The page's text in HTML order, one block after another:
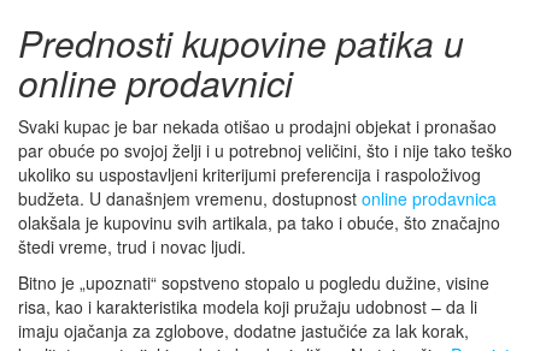
Prednosti kupovine patika u
online prodavnici
Svaki kupac je bar nekada otišao u prodajni objekat i pronašao
par obuće po svojoj želji i u potrebnoj veličini, što i nije tako teško
ukoliko su uspostavljeni kriterijumi preferencija i raspoloživog
budžeta. U današnjem vremenu, dostupnost online prodavnica
olakšala je kupovinu svih artikala, pa tako i obuće, što značajno
štedi vreme, trud i novac ljudi.
Bitno je „upoznati“ sopstveno stopalo u pogledu dužine, visine
risa, kao i karakteristika modela koji pružaju udobnost – da li
imaju ojačanja za zglobove, dodatne jastučiće za lak korak,